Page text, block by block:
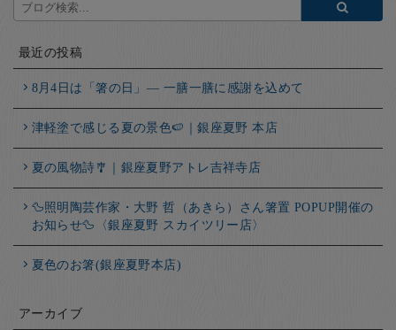
最近の投稿
8月4日は「箸の日」― 一膳一膳に感謝を込めて
津軽塗で感じる夏の景色🍉｜銀座夏野 本店
夏の風物詩🎐｜銀座夏野アトレ吉祥寺店
🦆照明陶芸作家・大野 哲（あきら）さん箸置 POPUP開催の
お知らせ🦆〈銀座夏野 スカイツリー店〉
夏色のお箸(銀座夏野本店)
アーカイブ